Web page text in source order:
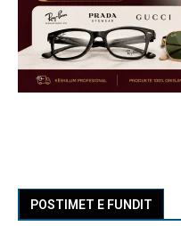
POSTIMET E FUNDIT